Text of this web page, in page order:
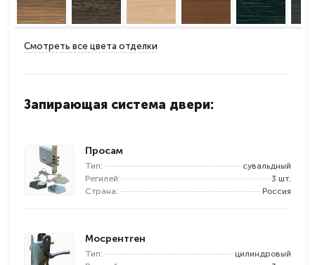
Смотреть все цвета отделки
Запирающая система двери:
Просам
Тип:
сувальдный
Регилей:
3 шт.
Страна:
Россия
Мосрентген
Тип:
цилиндровый